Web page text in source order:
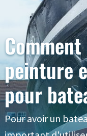
peinture
pour
Pour avoir un